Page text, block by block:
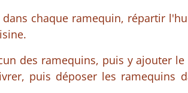
chaque ramequin, répartir
des ramequins, puis y ajouter
puis déposer les ramequins